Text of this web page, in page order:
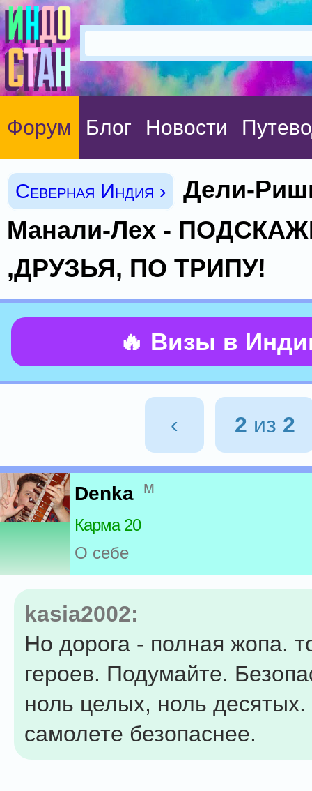
Форум Блог Новости
Северная Индия ›
Дели-
Манали-Лех -
,ДРУЗЬЯ, ПО ТРИПУ!
🔥 Визы в
‹ 2 из 2
Denka м
Карма 20
О себе
kasia2002:
Но дорога - полная жопа.
героев. Подумайте.
ноль целых, ноль
самолете безопаснее.